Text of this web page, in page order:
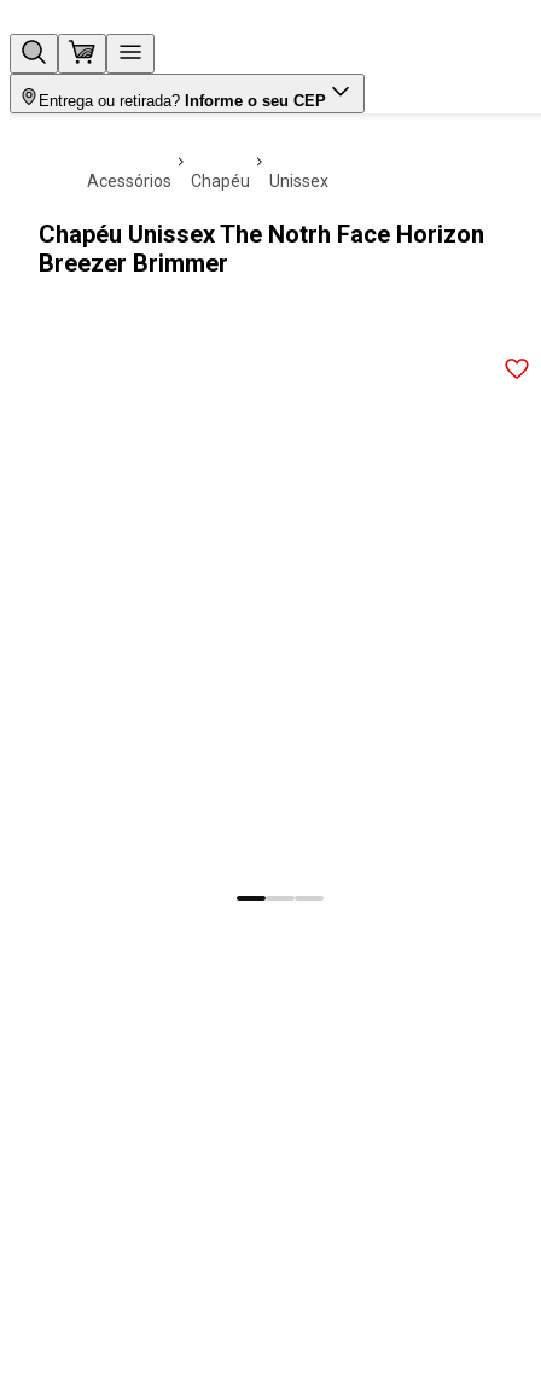
Entrega ou retirada? Informe o seu CEP
acessórios chapéu unissex
Chapéu Unissex The Notrh Face Horizon
Breezer Brimmer